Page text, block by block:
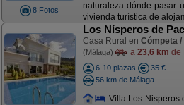
8 Fotos
naturaleza dónde pasar
vivienda turística de
Los Nísperos de
Casa Rural en Cómpeta
(Málaga) a 23,6 km de
6-10 plazas
35 €
56 km de Málaga
Villa Los Nisperos